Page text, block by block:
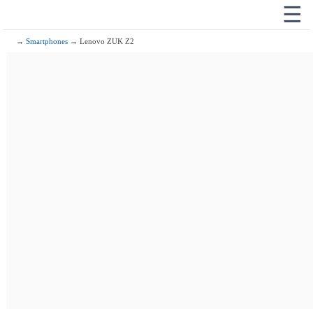
☰
→Smartphones → Lenovo ZUK Z2